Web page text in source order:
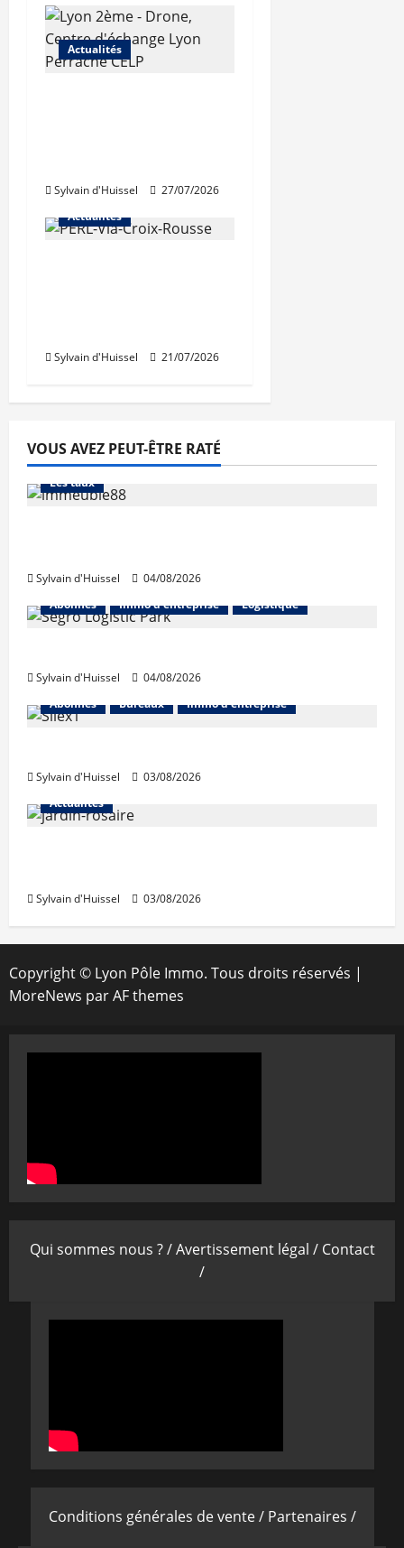
Actualités
Sylvain d'Huissel
27/07/2026
Actualités
Sylvain d'Huissel 21/07/2026
VOUS AVEZ PEUT-ÊTRE RATÉ
Abonnés Financement
L'avis des courtiers
Les taux
Sylvain d'Huissel
04/08/2026
Abonnés
Immo d'entreprise Logistique
Sylvain d'Huissel
04/08/2026
Abonnés
Bureaux Immo d'entreprise
Sylvain d'Huissel
03/08/2026
Actualités
Sylvain d'Huissel 03/08/2026
Copyright © Lyon Pôle Immo. Tous droits réservés |
MoreNews par AF themes
Qui sommes nous ? /Avertissement légal / Contact
/
Conditions générales de vente / Partenaires /